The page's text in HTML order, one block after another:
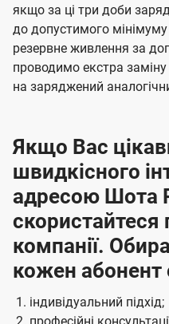
якщо за ці три доби
до допустимого
резервне живлення за
проводимо екстра
на заряджений
Якщо Вас
швидкісного
адресою Шота
скористайтеся
компанії.
кожен абонент
індивідуальний підхід;